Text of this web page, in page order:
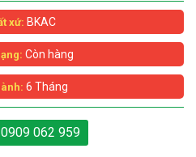
xứ: BKAC
Còn hàng
6 Tháng
0909 062 959